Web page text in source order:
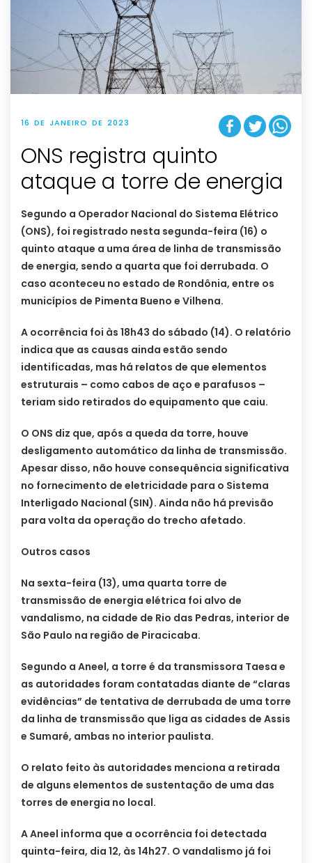
16 DE JANEIRO DE 2023
ONS registra quinto
ataque a torre de energia
Segundo a Operador Nacional do Sistema Elétrico
(ONS), foi registrado nesta segunda-feira (16) o
quinto ataque a uma área de linha de transmissão
de energia, sendo a quarta que foi derrubada. O
caso aconteceu no estado de Rondônia, entre os
municípios de Pimenta Bueno e Vilhena.
A ocorrência foi às 18h43 do sábado (14). O relatório
indica que as causas ainda estão sendo
identificadas, mas há relatos de que elementos
estruturais – como cabos de aço e parafusos –
teriam sido retirados do equipamento que caiu.
O ONS diz que, após a queda da torre, houve
desligamento automático da linha de transmissão.
Apesar disso, não houve consequência significativa
no fornecimento de eletricidade para o Sistema
Interligado Nacional (SIN). Ainda não há previsão
para volta da operação do trecho afetado.
Outros casos
Na sexta-feira (13), uma quarta torre de
transmissão de energia elétrica foi alvo de
vandalismo, na cidade de Rio das Pedras, interior de
São Paulo na região de Piracicaba.
Segundo a Aneel, a torre é da transmissora Taesa e
as autoridades foram contatadas diante de “claras
evidências” de tentativa de derrubada de uma torre
da linha de transmissão que liga as cidades de Assis
e Sumaré, ambas no interior paulista.
O relato feito às autoridades menciona a retirada
de alguns elementos de sustentação de uma das
torres de energia no local.
A Aneel informa que a ocorrência foi detectada
quinta-feira, dia 12, às 14h27. O vandalismo já foi